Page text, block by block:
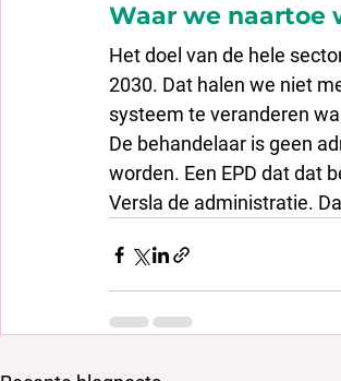
Waar we naartoe
Het doel van de hele
2030. Dat halen we niet
systeem te veranderen
De behandelaar is geen
worden. Een EPD dat dat
Versla de administratie.